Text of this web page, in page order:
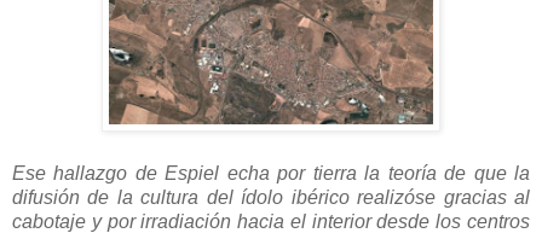
Ese hallazgo de Espiel echa por tierra la teoría de que la
difusión de la cultura del ídolo ibérico realizóse gracias al
cabotaje y por irradiación hacia el interior desde los centros